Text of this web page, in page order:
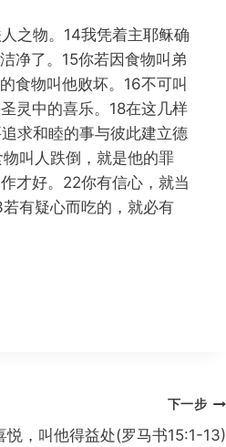
之物。14我凭着主耶稣确
净了。15你若因食物叫弟
食物叫他败坏。16不可叫
灵中的喜乐。18在这几样
求和睦的事与彼此建立德
叫人跌倒，就是他的罪
才好。22你有信心，就当
有疑心而吃的，就必有
下一步
悦，叫他得益处(罗马书15:1-13)